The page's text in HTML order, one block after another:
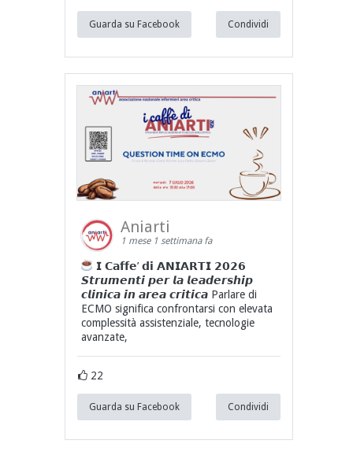
Guarda su Facebook Condividi
Aniarti
1 mese 1 settimana fa
𝗜 𝗖𝗮𝗳𝗳𝗲’ 𝗱𝗶 𝗔𝗡𝗜𝗔𝗥𝗧𝗜 𝟮𝟬𝟮𝟲
𝙎𝙩𝙧𝙪𝙢𝙚𝙣𝙩𝙞 𝙥𝙚𝙧 𝙡𝙖 𝙡𝙚𝙖𝙙𝙚𝙧𝙨𝙝𝙞𝙥
𝙘𝙡𝙞𝙣𝙞𝙘𝙖 𝙞𝙣 𝙖𝙧𝙚𝙖 𝙘𝙧𝙞𝙩𝙞𝙘𝙖 Parlare di
ECMO significa confrontarsi con elevata
complessità assistenziale, tecnologie
avanzate,
22
Guarda su Facebook Condividi